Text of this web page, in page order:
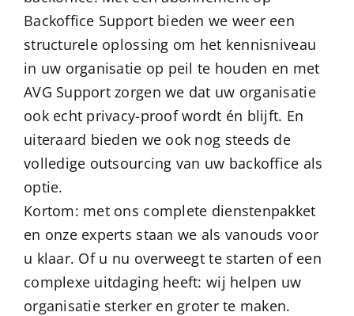
Backoffice Support bieden we weer een
structurele oplossing om het kennisniveau
in uw organisatie op peil te houden en met
AVG Support zorgen we dat uw organisatie
ook echt privacy-proof wordt én blijft. En
uiteraard bieden we ook nog steeds de
volledige outsourcing van uw backoffice als
optie.
Kortom: met ons complete dienstenpakket
en onze experts staan we als vanouds voor
u klaar. Of u nu overweegt te starten of een
complexe uitdaging heeft: wij helpen uw
organisatie sterker en groter te maken.